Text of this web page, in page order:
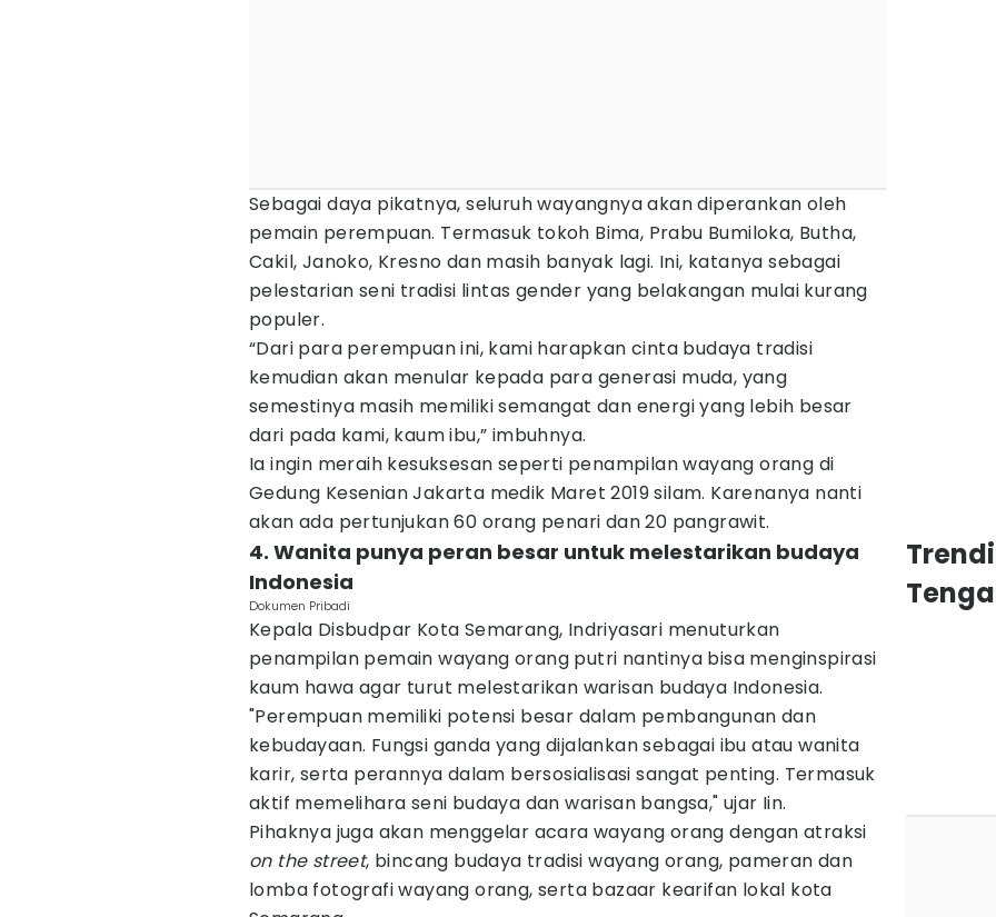
Sebagai daya pikatnya, seluruh wayangnya akan diperankan oleh
pemain perempuan. Termasuk tokoh Bima, Prabu Bumiloka, Butha,
Cakil, Janoko, Kresno dan masih banyak lagi. Ini, katanya sebagai
pelestarian seni tradisi lintas gender yang belakangan mulai kurang
populer.
“Dari para perempuan ini, kami harapkan cinta budaya tradisi
kemudian akan menular kepada para generasi muda, yang
semestinya masih memiliki semangat dan energi yang lebih besar
dari pada kami, kaum ibu,” imbuhnya.
Ia ingin meraih kesuksesan seperti penampilan wayang orang di
Gedung Kesenian Jakarta medik Maret 2019 silam. Karenanya nanti
akan ada pertunjukan 60 orang penari dan 20 pangrawit.
4. Wanita punya peran besar untuk melestarikan budaya
Indonesia
Dokumen Pribadi
Kepala Disbudpar Kota Semarang, Indriyasari menuturkan
penampilan pemain wayang orang putri nantinya bisa menginspirasi
kaum hawa agar turut melestarikan warisan budaya Indonesia.
"Perempuan memiliki potensi besar dalam pembangunan dan
kebudayaan. Fungsi ganda yang dijalankan sebagai ibu atau wanita
karir, serta perannya dalam bersosialisasi sangat penting. Termasuk
aktif memelihara seni budaya dan warisan bangsa," ujar Iin.
Pihaknya juga akan menggelar acara wayang orang dengan atraksi
on the street, bincang budaya tradisi wayang orang, pameran dan
lomba fotografi wayang orang, serta bazaar kearifan lokal kota